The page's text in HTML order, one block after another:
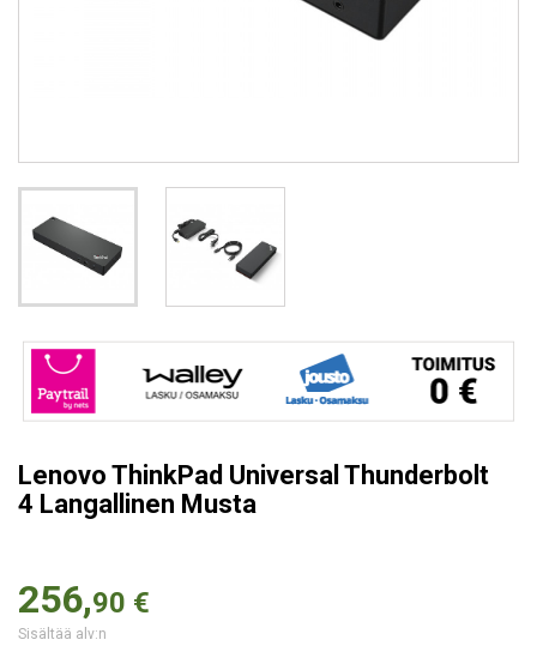
Lenovo ThinkPad Universal Thunderbolt
4 Langallinen Musta
256,90 €
Sisältää alv:n